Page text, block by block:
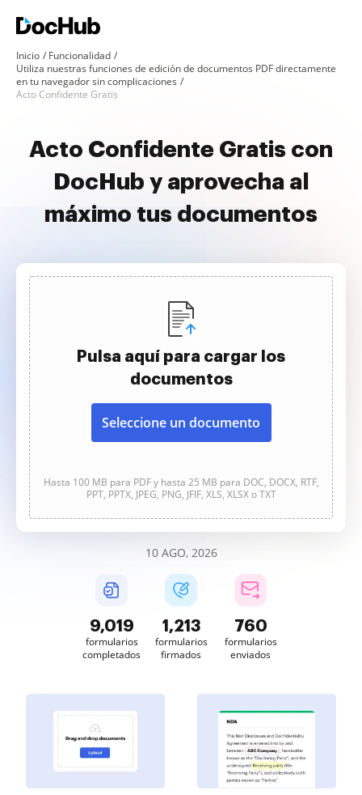
Inicio
Funcionalidad
Utiliza nuestras funciones de edición de documentos PDF directamente
en tu navegador sin complicaciones
Acto Confidente Gratis
Acto Confidente Gratis con
DocHub y aprovecha al
máximo tus documentos
Pulsa aquí para cargar los
documentos
Seleccione un documento
Hasta 100 MB para PDF y hasta 25 MB para DOC, DOCX, RTF,
PPT, PPTX, JPEG, PNG, JFIF, XLS, XLSX o TXT
10 AGO, 2026
9,019
formularios
completados
1,214
formularios
firmados
760
formularios
enviados